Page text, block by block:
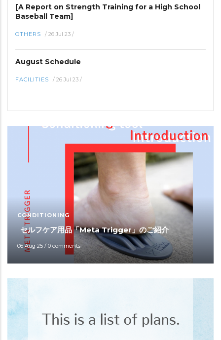
[A Report on Strength Training for a High School
Baseball Team]
OTHERS / 26 Jul 23 /
August Schedule
FACILITIES / 26 Jul 23 /
CONDITIONING
セルフケア用品「Meta Trigger」のご紹介
06 Aug 25 / 0 comments